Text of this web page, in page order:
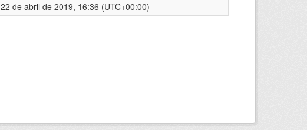
22 de abril de 2019, 16:36 (UTC+00:00)